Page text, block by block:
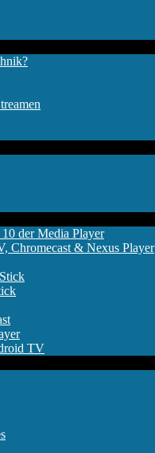
der Media Player
Chromecast & Nexus Player
TV